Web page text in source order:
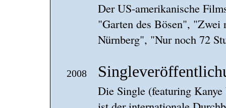
Der US-amerikanische
"Garten des Bösen",
Nürnberg", "Nur noch 72
2008
Die Single (featuring